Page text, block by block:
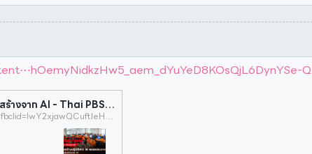
Q
ภาพอ้างปฏิบัติการ IO พรรคประชาชน แท้จริงสร้างจาก AI - Thai PBS Verify
https://www.thaipbs.or.th/verify/content/9101?fbclid=IwY2xjawQCuftleHRuA2FlbQIxMABicmlkETJwcHk0TXdpQ2FFQjlYSjZLc3J0YwZhcHBfaWQQMjIyMDM5MTc4ODIwMDg5MgABHl5VKBNFNCdF2dpC1WoRn0ti2lglJmtZ8K8PQ4mqU1k-E-hhOemyNidkzHw5_aem_dYuYeD8KOsQjL6DynYSe-Q